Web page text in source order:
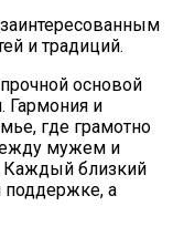
и традиций.
основой
Гармония и
где грамотно
мужем и
Каждый близкий
поддержке, а